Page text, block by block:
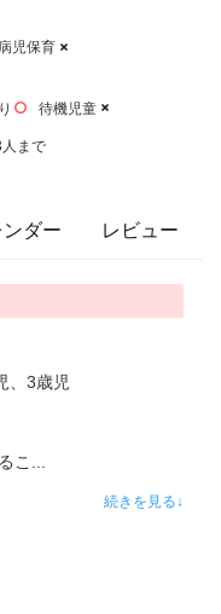
児保育
待機児童
まで
ンダー レビュー
児、3歳児
こ ...
続きを見る↓